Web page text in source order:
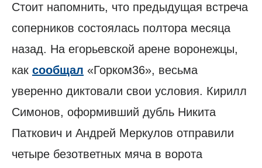
Стоит напомнить, что предыдущая встреча
соперников состоялась полтора месяца
назад. На егорьевской арене воронежцы,
как сообщал «Горком36», весьма
уверенно диктовали свои условия. Кирилл
Симонов, оформивший дубль Никита
Паткович и Андрей Меркулов отправили
четыре безответных мяча в ворота